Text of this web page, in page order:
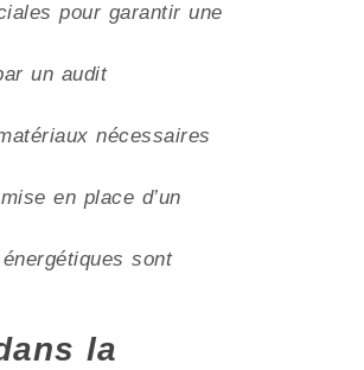
pour garantir une
un audit
nécessaires
en place d’un
sont
la